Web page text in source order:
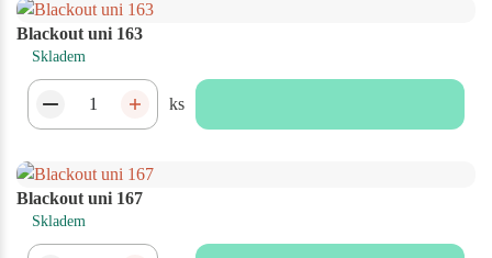
Blackout uni 163
Skladem
ks
Blackout uni 167
Skladem